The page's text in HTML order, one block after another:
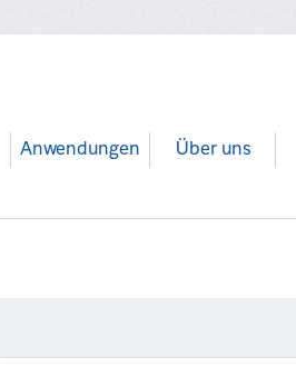
Anwendungen Über uns